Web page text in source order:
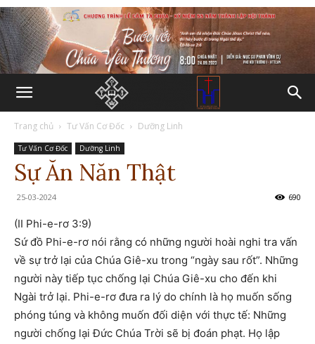
Trang chủ Tư Vấn Cơ Đốc Dưỡng Linh
Tư Vấn Cơ Đốc Dưỡng Linh
Sự Ăn Năn Thật
25-03-2024 690
(II Phi-e-rơ 3:9)
Sứ đồ Phi-e-rơ nói rằng có những người hoài nghi tra vấn
về sự trở lại của Chúa Giê-xu trong “ngày sau rốt”. Những
người này tiếp tục chống lại Chúa Giê-xu cho đến khi
Ngài trở lại. Phi-e-rơ đưa ra lý do chính là họ muốn sống
phóng túng và không muốn đối diện với thực tế: Những
người chống lại Đức Chúa Trời sẽ bị đoán phạt. Họ lập